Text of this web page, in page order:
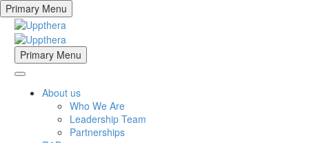
Primary Menu
Primary Menu
About us
Who We Are
Leadership Team
Partnerships